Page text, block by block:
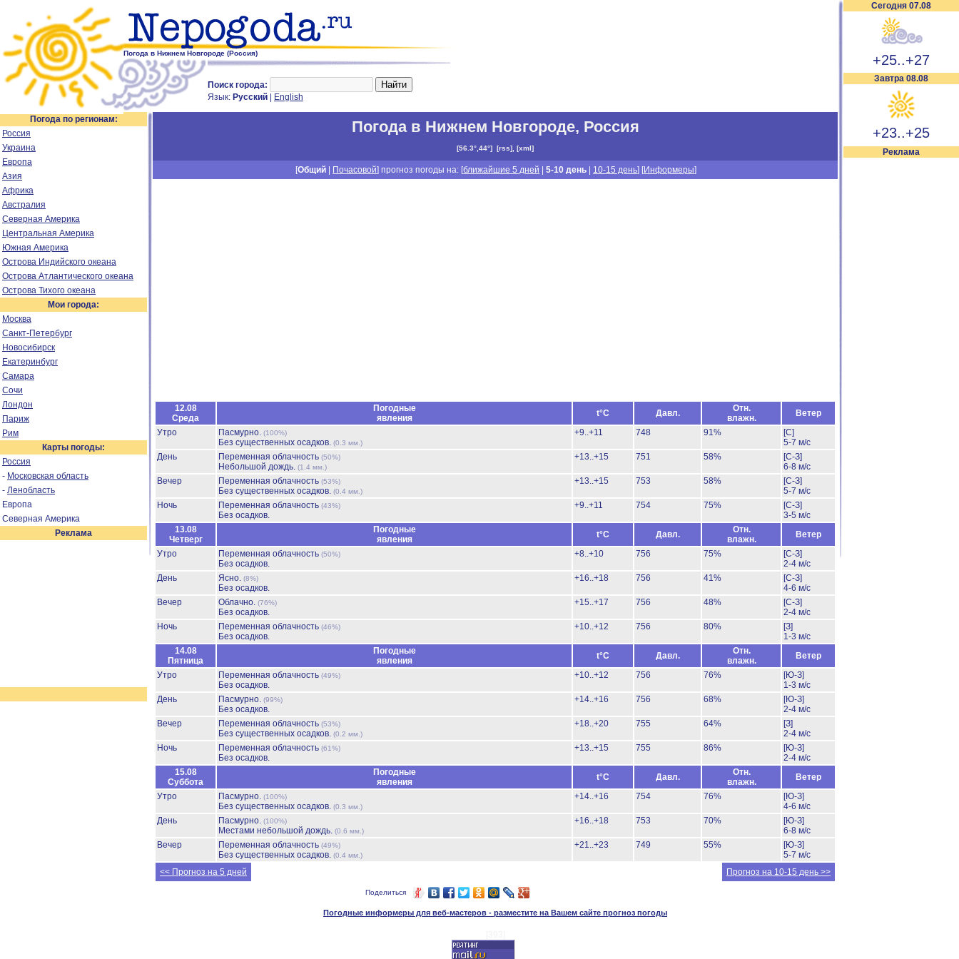
Погода в Нижнем Новгороде (Россия)
Поиск города:
Язык: Русский English
Сегодня 07.08
+25..+27
Завтра 08.08
+23..+25
Реклама
Погода по регионам:
Россия
Украина
Европа
Азия
Африка
Австралия
Северная Америка
Центральная Америка
Южная Америка
Острова Индийского океана
Острова Атлантического океана
Острова Тихого океана
Мои города:
Москва
Санкт-Петербург
Новосибирск
Екатеринбург
Самара
Сочи
Лондон
Париж
Рим
Карты погоды:
Россия
- Московская область
- Ленобласть
Европа
Северная Америка
Реклама
Погода в Нижнем Новгороде, Россия
[56.3°,44°] [rss], [xml]
[Общий Почасовой] прогноз погоды на: [ближайшие 5 дней |5-10 день 10-15 день] [Информеры]
12.08
Среда
Погодные
явления
t°C Давл.
Отн.
влажн.
Ветер
Утро
Пасмурно. (100%)
Без существенных осадков. (0.3 мм.)
+9..+11 748 91%
[С]
5-7 м/с
День
Переменная облачность (50%)
Небольшой дождь. (1.4 мм.)
+13..+15 751 58%
[С-З]
6-8 м/с
Вечер
Переменная облачность (53%)
Без существенных осадков. (0.4 мм.)
+13..+15 753 58%
[С-З]
5-7 м/с
Ночь
Переменная облачность (43%)
Без осадков.
+9..+11 754 75%
[С-З]
3-5 м/с
13.08
Четверг
Погодные
явления
t°C Давл.
Отн.
влажн.
Ветер
Утро
Переменная облачность (50%)
Без осадков.
+8..+10 756 75%
[С-З]
2-4 м/с
День
Ясно. (8%)
Без осадков.
+16..+18 756 41%
[С-З]
4-6 м/с
Вечер
Облачно. (76%)
Без осадков.
+15..+17 756 48%
[С-З]
2-4 м/с
Ночь
Переменная облачность (46%)
Без осадков.
+10..+12 756 80%
[З]
1-3 м/с
14.08
Пятница
Погодные
явления
t°C Давл.
Отн.
влажн.
Ветер
Утро
Переменная облачность (49%)
Без осадков.
+10..+12 756 76%
[Ю-З]
1-3 м/с
День
Пасмурно. (99%)
Без осадков.
+14..+16 756 68%
[Ю-З]
2-4 м/с
Вечер
Переменная облачность (53%)
Без существенных осадков. (0.2 мм.)
+18..+20 755 64%
[З]
2-4 м/с
Ночь
Переменная облачность (61%)
Без осадков.
+13..+15 755 86%
[Ю-З]
2-4 м/с
15.08
Суббота
Погодные
явления
t°C Давл.
Отн.
влажн.
Ветер
Утро
Пасмурно. (100%)
Без существенных осадков. (0.3 мм.)
+14..+16 754 76%
[Ю-З]
4-6 м/с
День
Пасмурно. (100%)
Местами небольшой дождь. (0.6 мм.)
+16..+18 753 70%
[Ю-З]
6-8 м/с
Вечер
Переменная облачность (49%)
Без существенных осадков. (0.4 мм.)
+21..+23 749 55%
[Ю-З]
5-7 м/с
<< Прогноз на 5 дней
Прогноз на 10-15 день >>
Поделиться
Погодные информеры для веб-мастеров - разместите на Вашем сайте прогноз погоды